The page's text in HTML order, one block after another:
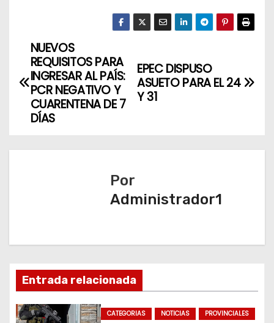
N
a
g
n
d
EPEC DISPUSO
ASUETO PARA EL 24
Y 31
NUEVOS
REQUISITOS PARA
INGRESAR AL PAÍS:
PCR NEGATIVO Y
CUARENTENA DE 7
DÍAS
Por
Administrador1
Entrada relacionada
CATEGORIAS NOTICIAS PROVINCIALES